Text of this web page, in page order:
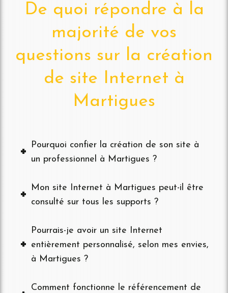
De quoi répondre à la
majorité de vos
questions sur la création
de site Internet à
Martigues
Pourquoi confier la création de son site à
un professionnel à Martigues ?
Mon site Internet à Martigues peut-il être
consulté sur tous les supports ?
Pourrais-je avoir un site Internet
entièrement personnalisé, selon mes envies,
à Martigues ?
Comment fonctionne le référencement de